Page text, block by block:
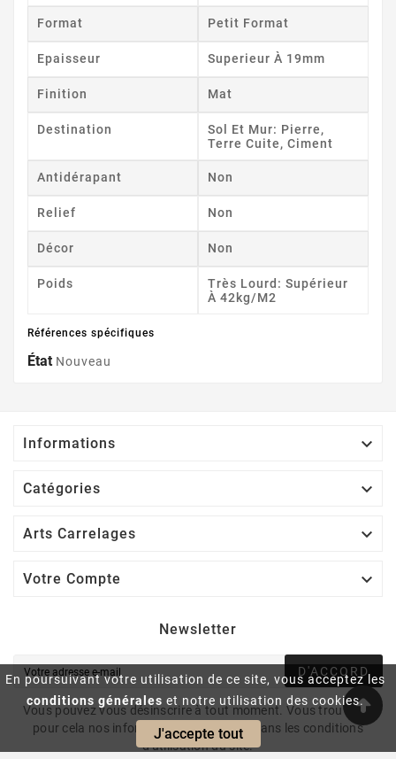
En poursuivant votre utilisation de ce site, vous acceptez les
conditions générales et notre utilisation des cookies.
J'accepte tout
Format Petit Format
Epaisseur Superieur À 19mm
Finition Mat
Destination
Sol Et Mur: Pierre,
Terre Cuite, Ciment
Antidérapant Non
Relief Non
Décor Non
Poids
Très Lourd: Supérieur
À 42kg/m2
Références spécifiques
État Nouveau
Informations 
Catégories 
Arts Carrelages 
Votre Compte 
Newsletter
D'ACCORD
Vous pouvez vous désinscrire à tout moment. Vous trouverez
pour cela nos informations de contact dans les conditions
d'utilisation du site.